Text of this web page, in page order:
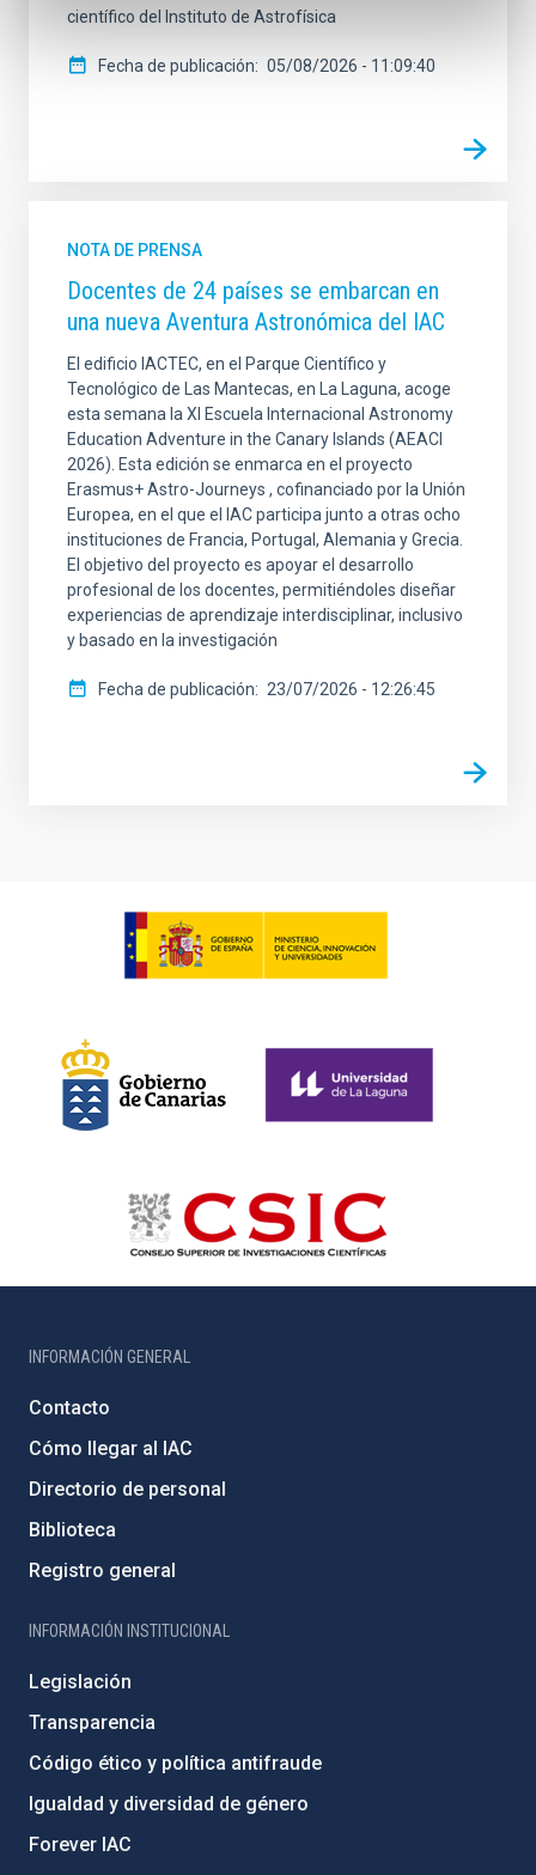
científico del Instituto de Astrofísica
Fecha de publicación 05/08/2026 - 11:09:40
NOTA DE PRENSA
Docentes de 24 países se embarcan en
una nueva Aventura Astronómica del IAC
El edificio IACTEC, en el Parque Científico y
Tecnológico de Las Mantecas, en La Laguna, acoge
esta semana la XI Escuela Internacional Astronomy
Education Adventure in the Canary Islands (AEACI
2026). Esta edición se enmarca en el proyecto
Erasmus+ Astro-Journeys , cofinanciado por la Unión
Europea, en el que el IAC participa junto a otras ocho
instituciones de Francia, Portugal, Alemania y Grecia.
El objetivo del proyecto es apoyar el desarrollo
profesional de los docentes, permitiéndoles diseñar
experiencias de aprendizaje interdisciplinar, inclusivo
y basado en la investigación
Fecha de publicación 23/07/2026 - 12:26:45
INFORMACIÓN GENERAL
Contacto
Cómo llegar al IAC
Directorio de personal
Biblioteca
Registro general
INFORMACIÓN INSTITUCIONAL
Legislación
Transparencia
Código ético y política antifraude
Igualdad y diversidad de género
Forever IAC